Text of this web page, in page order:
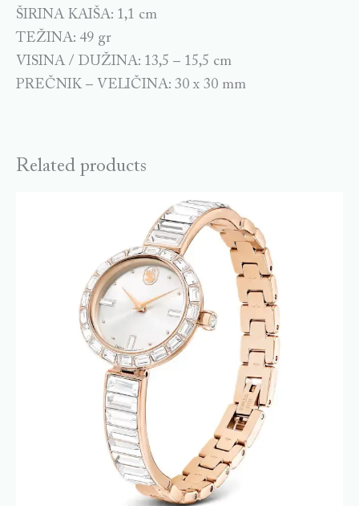
ŠIRINA KAIŠA: 1,1 cm
TEŽINA: 49 gr
VISINA / DUŽINA: 13,5 – 15,5 cm
PREČNIK – VELIČINA: 30 x 30 mm
Related products